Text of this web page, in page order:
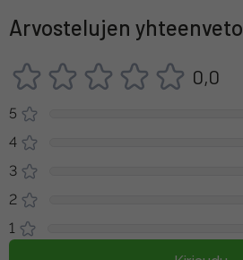
Arvostelujen yhteenveto
0,0
5
4
3
2
1